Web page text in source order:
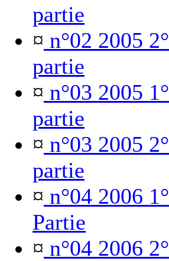
partie
¤ n°02 2005 2°
partie
¤ n°03 2005 1°
partie
¤ n°03 2005 2°
partie
¤ n°04 2006 1°
Partie
¤ n°04 2006 2°